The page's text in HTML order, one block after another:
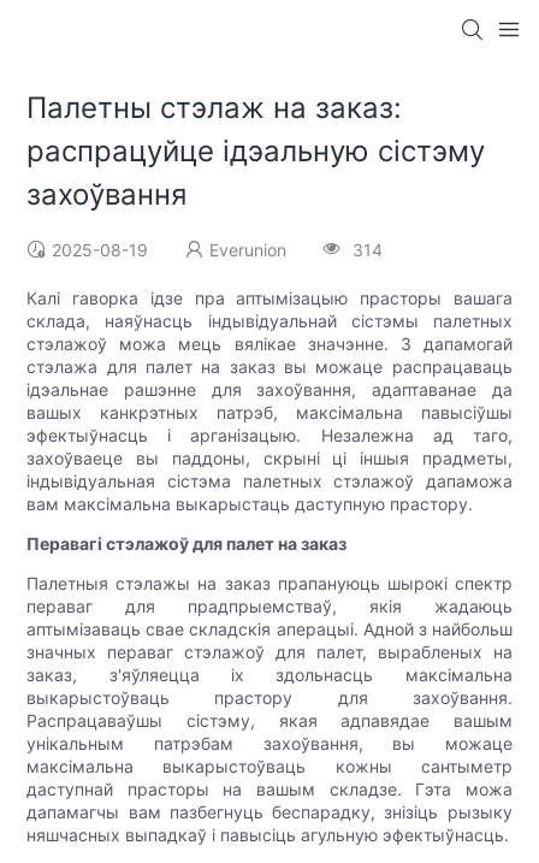
Палетны стэлаж на заказ:
распрацуйце ідэальную сістэму
захоўвання
2025-08-19 Everunion 314
Калі гаворка ідзе пра аптымізацыю прасторы вашага
склада, наяўнасць індывідуальнай сістэмы палетных
стэлажоў можа мець вялікае значэнне. З дапамогай
стэлажа для палет на заказ вы можаце распрацаваць
ідэальнае рашэнне для захоўвання, адаптаванае да
вашых канкрэтных патрэб, максімальна павысіўшы
эфектыўнасць і арганізацыю. Незалежна ад таго,
захоўваеце вы паддоны, скрыні ці іншыя прадметы,
індывідуальная сістэма палетных стэлажоў дапаможа
вам максімальна выкарыстаць даступную прастору.
Перавагі стэлажоў для палет на заказ
Палетныя стэлажы на заказ прапануюць шырокі спектр
пераваг для прадпрыемстваў, якія жадаюць
аптымізаваць свае складскія аперацыі. Адной з найбольш
значных пераваг стэлажоў для палет, вырабленых на
заказ, з'яўляецца іх здольнасць максімальна
выкарыстоўваць прастору для захоўвання.
Распрацаваўшы сістэму, якая адпавядае вашым
унікальным патрэбам захоўвання, вы можаце
максімальна выкарыстоўваць кожны сантыметр
даступнай прасторы на вашым складзе. Гэта можа
дапамагчы вам пазбегнуць беспарадку, знізіць рызыку
няшчасных выпадкаў і павысіць агульную эфектыўнасць.